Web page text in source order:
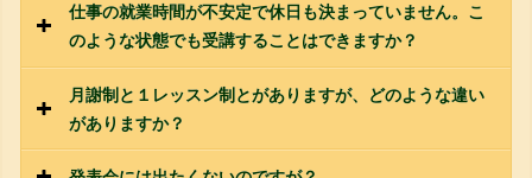
仕事の就業時間が不安定で休日も決まっていません。こ
のような状態でも受講することはできますか？
月謝制と１レッスン制とがありますが、どのような違い
がありますか？